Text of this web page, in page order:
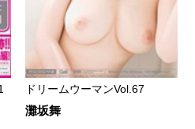
ドリームウーマンVol.67
灘坂舞